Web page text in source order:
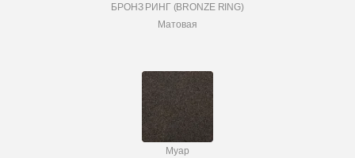
БРОНЗ РИНГ (BRONZE RING)
Матовая
Муар